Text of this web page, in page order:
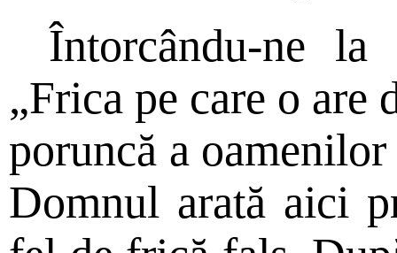
Întorcându-ne
„Frica pe care o are
poruncă a
Domnul arată aici